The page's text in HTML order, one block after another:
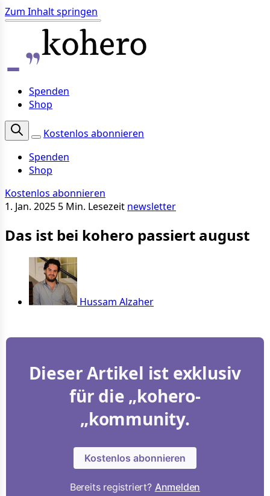
Zum Inhalt springen
Spenden
Shop
Kostenlos abonnieren
Spenden
Shop
Kostenlos abonnieren
1. Jan. 2025 5 Min. Lesezeit newsletter
Das ist bei kohero passiert august
Hussam Alzaher
Dieser Artikel ist exklusiv
für die „kohero-
„kommunity.
Kostenlos abonnieren
Bereits registriert? Anmelden